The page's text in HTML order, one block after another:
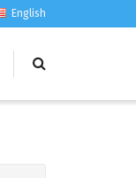
English